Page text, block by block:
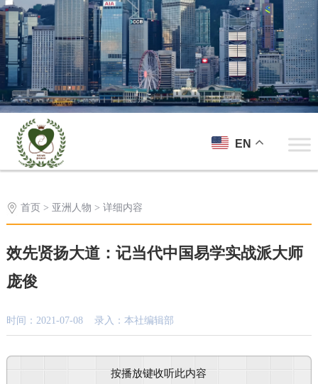
EN
首页 > 亚洲人物 > 详细内容
效先贤扬大道：记当代中国易学实战派大师
庞俊
时间：2021-07-08 录入：本社编辑部
按播放键收听此内容